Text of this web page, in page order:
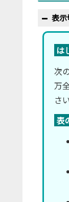
表示
は
次
万
さ
表